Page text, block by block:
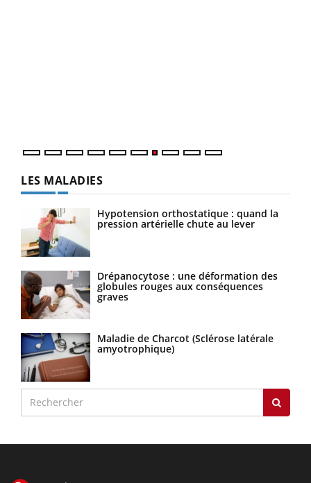
LES MALADIES
Hypotension orthostatique : quand la
pression artérielle chute au lever
Drépanocytose : une déformation des
globules rouges aux conséquences
graves
Maladie de Charcot (Sclérose latérale
amyotrophique)